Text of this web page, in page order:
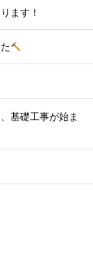
ます！
基礎工事が始ま